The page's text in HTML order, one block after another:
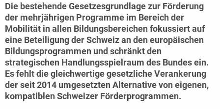
Die bestehende Gesetzesgrundlage zur Förderung
der mehrjährigen Programme im Bereich der
Mobilität in allen Bildungsbereichen fokussiert auf
eine Beteiligung der Schweiz an den europäischen
Bildungsprogrammen und schränkt den
strategischen Handlungsspielraum des Bundes ein.
Es fehlt die gleichwertige gesetzliche Verankerung
der seit 2014 umgesetzten Alternative von eigenen,
kompatiblen Schweizer Förderprogrammen.